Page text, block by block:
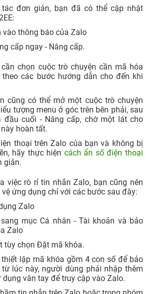
đơn giản, bạn đã có thể cập nhật
vào thông báo của Zalo
cấp ngay - Nâng cấp.
chọn cuộc trò chuyện cần mã hóa
các bước hướng dẫn cho đến khi
cũng có thể mở một cuộc trò chuyện
tượng menu ở góc trên bên phải, sau
đầu cuối - Nâng cấp, chờ một lát cho
hoàn tất.
thoại trên Zalo của bạn và không bị
hãy thực hiện cách ẩn số điện thoại
giản.
việc rò rỉ tin nhắn Zalo, bạn cũng nên
ứng dụng chỉ với các bước sau đây:
Zalo
sang mục Cá nhân - Tài khoản và bảo
Zalo
tùy chọn Đặt mã khóa.
thiết lập mã khóa gồm 4 con số để bảo
lúc này, người dùng phải nhập thêm
vân tay để truy cập vào Zalo.